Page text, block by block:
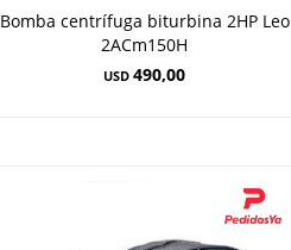
Bomba centrífuga biturbina 2HP Leo
2ACm150H
USD 490,00